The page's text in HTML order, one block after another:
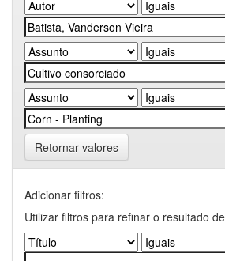
Retornar valores
Adicionar filtros:
Utilizar filtros para refinar o resultado